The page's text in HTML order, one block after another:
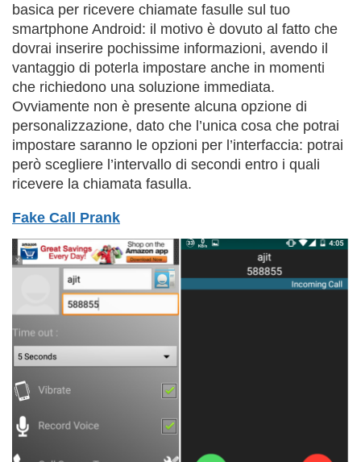
basica per ricevere chiamate fasulle sul tuo
smartphone Android: il motivo è dovuto al fatto che
dovrai inserire pochissime informazioni, avendo il
vantaggio di poterla impostare anche in momenti
che richiedono una soluzione immediata.
Ovviamente non è presente alcuna opzione di
personalizzazione, dato che l’unica cosa che potrai
impostare saranno le opzioni per l’interfaccia: potrai
però scegliere l’intervallo di secondi entro i quali
ricevere la chiamata fasulla.
Fake Call Prank